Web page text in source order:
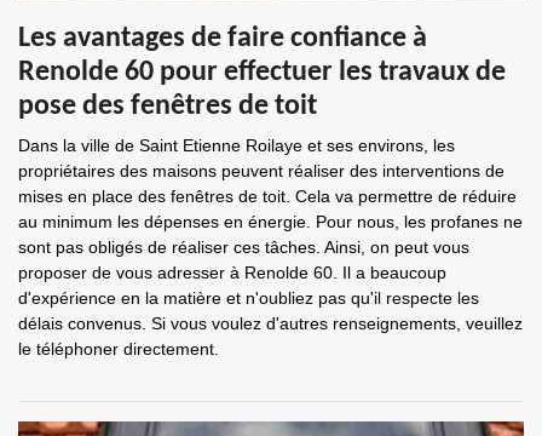
Les avantages de faire confiance à
Renolde 60 pour effectuer les travaux de
pose des fenêtres de toit
Dans la ville de Saint Etienne Roilaye et ses environs, les
propriétaires des maisons peuvent réaliser des interventions de
mises en place des fenêtres de toit. Cela va permettre de réduire
au minimum les dépenses en énergie. Pour nous, les profanes ne
sont pas obligés de réaliser ces tâches. Ainsi, on peut vous
proposer de vous adresser à Renolde 60. Il a beaucoup
d'expérience en la matière et n'oubliez pas qu'il respecte les
délais convenus. Si vous voulez d'autres renseignements, veuillez
le téléphoner directement.